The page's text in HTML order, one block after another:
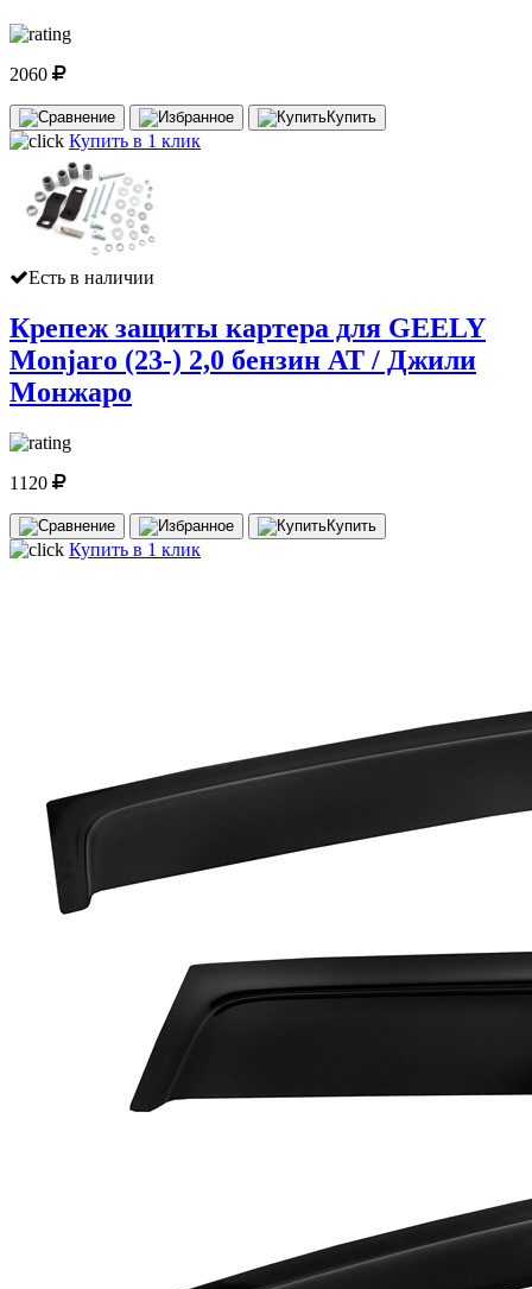
2060
Купить
Купить в 1 клик
Есть в наличии
Крепеж защиты картера для GEELY
Monjaro (23-) 2,0 бензин AT / Джили
Монжаро
1120
Купить
Купить в 1 клик